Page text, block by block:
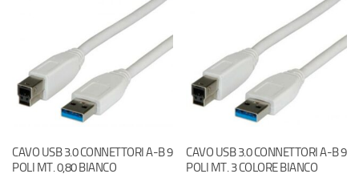
CAVO USB 3.0 CONNETTORI A-B 9
POLI MT. 0,80 BIANCO
CAVO USB 3.0 CONNETTORI A-B 9
POLI MT. 3 COLORE BIANCO